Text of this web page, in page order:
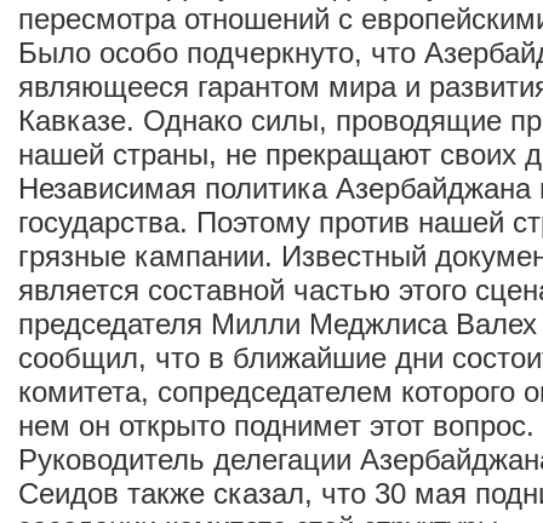
пересмотра отношений с
Было особо подчеркнуто, что
являющееся гарантом мира и
Кавказе. Однако силы, проводящие
нашей страны, не прекращают своих
Независимая политика Азербайджана
государства. Поэтому против нашей
грязные кампании. Известный
является составной частью этого
председателя Милли Меджлиса Валех
сообщил, что в ближайшие дни
комитета, сопредседателем которого
нем он открыто поднимет этот вопрос.
Руководитель делегации
Сеидов также сказал, что 30 мая